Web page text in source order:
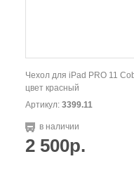
Чехол для iPad PRO 11
цвет красный
Артикул: 3399.11
в наличии
2 500р.